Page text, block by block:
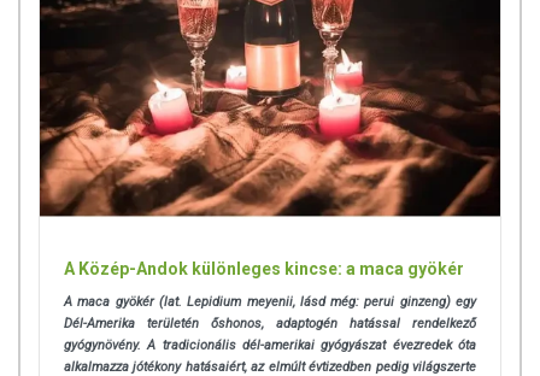
A Közép-Andok különleges kincse: a maca gyökér
A maca gyökér (lat. Lepidium meyenii, lásd még: perui ginzeng) egy
Dél-Amerika területén őshonos, adaptogén hatással rendelkező
gyógynövény. A tradicionális dél-amerikai gyógyászat évezredek óta
alkalmazza jótékony hatásaiért, az elmúlt évtizedben pedig világszerte